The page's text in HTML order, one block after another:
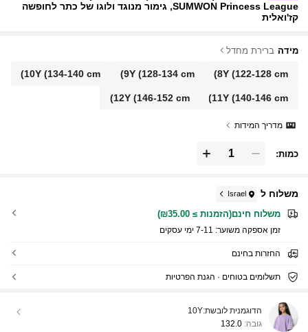
SUMWON Princess League, גימור מנוגד ולוגו של כתר לחופשה
קז'ואלית
מידה ברירת מחדל
8Y (122-128 cm)
9Y(128-134 cm)
10Y (134-140 cm)
11Y (140-146 cm)
12Y(146-152 cm)
מדריך המידות
כמות:
משלוח ל Israel
משלוח חינם(הזמנות ≥ ₪35.00)
זמן אספקה ​​משוער: 7-11 ימי עסקים
החזרות בחינם
תשלומים בטוחים · הגנת הפרטיות
הדוגמנית לובשת:10Y
גובה: 132.0